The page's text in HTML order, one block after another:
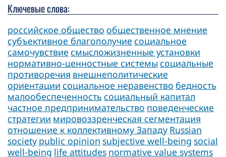
Ключевые слова:
российское общество общественное мнение
субъективное благополучие социальное
самочувствие смысложизненные установки
нормативно-ценностные системы социальные
противоречия внешнеполитические
ориентации социальное неравенство бедность
малообеспеченность социальный капитал
частное предпринимательство поведенческие
стратегии мировоззренческая сегментация
отношение к коллективному Западу Russian
society public opinion subjective well-being social
well-being life attitudes normative value systems